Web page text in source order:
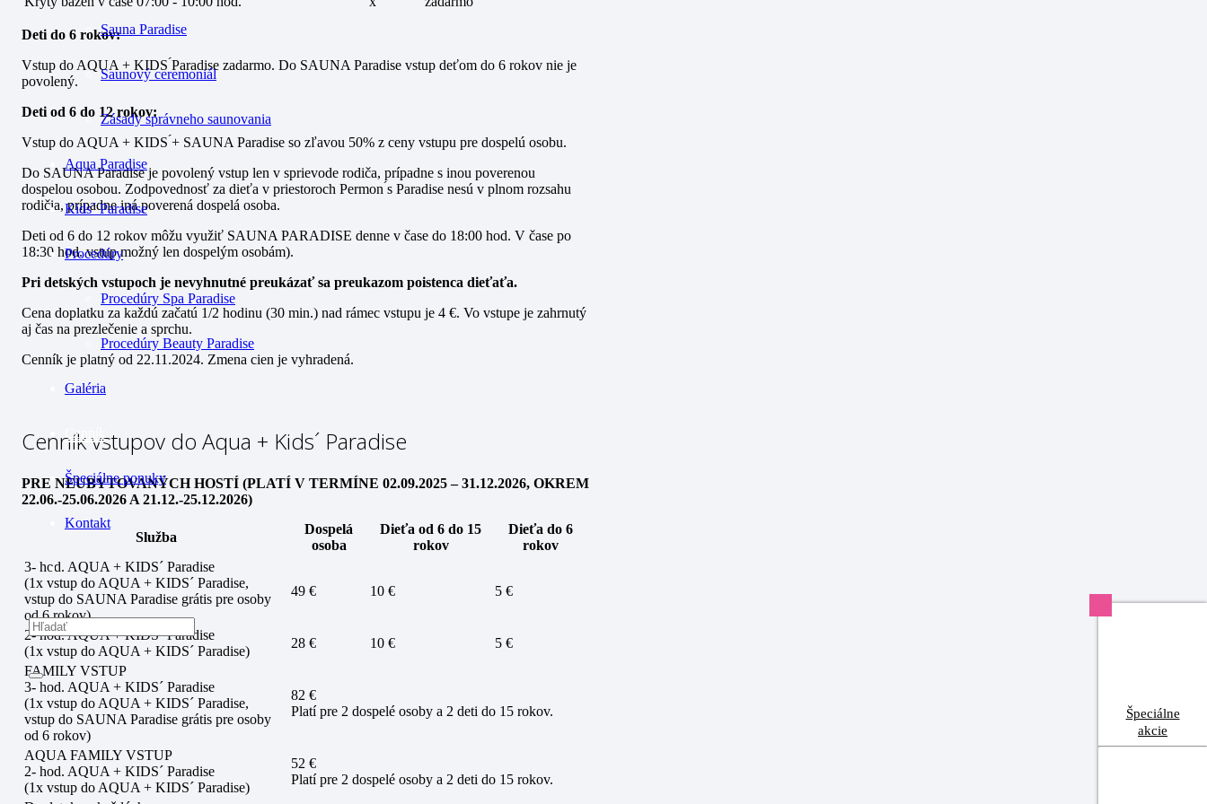
Sauna Paradise
Saunový ceremoniál
Zásady správneho saunovania
Aqua Paradise
Kids´ Paradise
Procedúry
Procedúry Spa Paradise
Procedúry Beauty Paradise
Galéria
Cenník
Špeciálne ponuky
Kontakt
Deti do 6 rokov:
Vstup do AQUA + KIDS ́Paradise zadarmo. Do SAUNA Paradise vstup deťom do 6 rokov nie je
povolený.
Deti od 6 do 12 rokov:
Vstup do AQUA + KIDS ́+ SAUNA Paradise so zľavou 50% z ceny vstupu pre dospelú osobu.
Do SAUNA Paradise je povolený vstup len v sprievode rodiča, prípadne s inou poverenou
dospelou osobou. Zodpovednosť za dieťa v priestoroch Permon ́s Paradise nesú v plnom rozsahu
rodičia, prípadne iná poverená dospelá osoba.
Deti od 6 do 12 rokov môžu využiť SAUNA PARADISE denne v čase do 18:00 hod. V čase po
18:30 hod. vstup možný len dospelým osobám).
Pri detských vstupoch je nevyhnutné preukázať sa preukazom poistenca dieťaťa.
Cena doplatku za každú začatú 1/2 hodinu (30 min.) nad rámec vstupu je 4 €. Vo vstupe je zahrnutý
aj čas na prezlečenie a sprchu.
Cenník je platný od 22.11.2024. Zmena cien je vyhradená.
Cenník vstupov do Aqua + Kids´ Paradise
PRE NEUBYTOVANÝCH HOSTÍ (PLATÍ V TERMÍNE 02.09.2025 – 31.12.2026, OKREM
22.06.-25.06.2026 A 21.12.-25.12.2026)
Služba
Dospelá
osoba
Dieťa od 6 do 15
rokov
Dieťa do 6
rokov
3- hod. AQUA + KIDS´ Paradise
(1x vstup do AQUA + KIDS´ Paradise,
vstup do SAUNA Paradise grátis pre osoby
od 6 rokov)
49 € 10 € 5 €
2- hod. AQUA + KIDS´ Paradise
(1x vstup do AQUA + KIDS´ Paradise)
28 € 10 €
5 €
FAMILY VSTUP
3- hod. AQUA + KIDS´ Paradise
(1x vstup do AQUA + KIDS´ Paradise,
vstup do SAUNA Paradise grátis pre osoby
od 6 rokov)
82 €
Platí pre 2 dospelé osoby a 2 deti do 15 rokov.
AQUA FAMILY VSTUP
2- hod. AQUA + KIDS´ Paradise
(1x vstup do AQUA + KIDS´ Paradise)
52 €
Platí pre 2 dospelé osoby a 2 deti do 15 rokov.
Špeciálne
akcie